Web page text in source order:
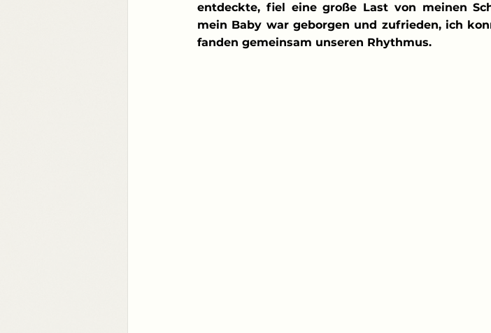
entdeckte, fiel eine große Last von meinen
mein Baby war geborgen und zufrieden, ich
fanden gemeinsam unseren Rhythmus.